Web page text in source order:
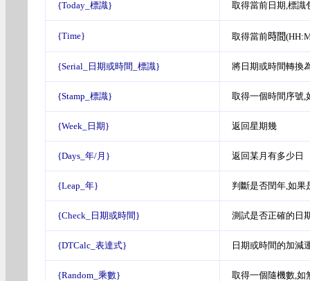
{Today_標識} 取得當前日期,標識
{Time} 取得當前時間
{Serial_日期或時間_標識} 將日期或時間轉換
{Stamp_標識} 取得一個時間序號,
{Week_日期} 返回星期幾
{Days_年/月} 返回某月有多少日
{Leap_年} 判斷是否閏年,如果
{Check_日期或時間} 測試是否正確的日
{DTCalc_表達式} 日期或時間的加減
{Random_乘數} 取得一個隨機數,如